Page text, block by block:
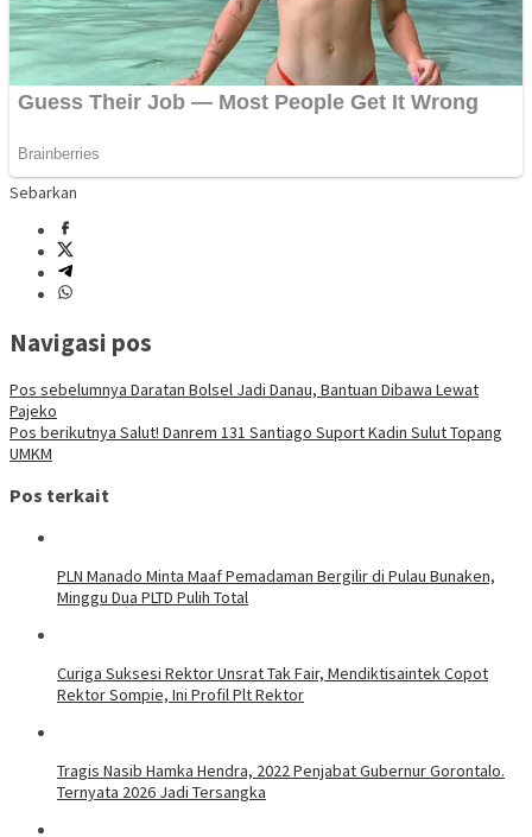
Sebarkan
Navigasi pos
Pos sebelumnya Daratan Bolsel Jadi Danau, Bantuan Dibawa Lewat
Pajeko
Pos berikutnya Salut! Danrem 131 Santiago Suport Kadin Sulut Topang
UMKM
Pos terkait
PLN Manado Minta Maaf Pemadaman Bergilir di Pulau Bunaken,
Minggu Dua PLTD Pulih Total
Curiga Suksesi Rektor Unsrat Tak Fair, Mendiktisaintek Copot
Rektor Sompie, Ini Profil Plt Rektor
Tragis Nasib Hamka Hendra, 2022 Penjabat Gubernur Gorontalo.
Ternyata 2026 Jadi Tersangka